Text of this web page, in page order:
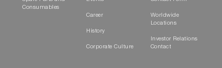
Consumables
Career
History
Corporate Culture
Worldwide
Locations
Investor Relations
Contact